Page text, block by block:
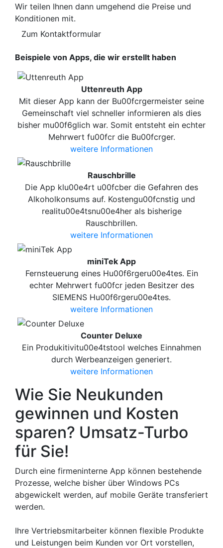
Wir teilen Ihnen dann umgehend die Preise und
Konditionen mit.
Zum Kontaktformular
Beispiele von Apps, die wir erstellt haben
Uttenreuth App
Mit dieser App kann der Bu00fcrgermeister seine
Gemeinschaft viel schneller informieren als dies
bisher mu00f6glich war. Somit entsteht ein echter
Mehrwert fu00fcr die Bu00fcrger.
weitere Informationen
Rauschbrille
Die App klu00e4rt u00fcber die Gefahren des
Alkoholkonsums auf. Kostengu00fcnstig und
realitu00e4tsnu00e4her als bisherige
Rauschbrillen.
weitere Informationen
miniTek App
Fernsteuerung eines Hu00f6rgeru00e4tes. Ein
echter Mehrwert fu00fcr jeden Besitzer des
SIEMENS Hu00f6rgeru00e4tes.
weitere Informationen
Counter Deluxe
Ein Produkitivitu00e4tstool welches Einnahmen
durch Werbeanzeigen generiert.
weitere Informationen
Wie Sie Neukunden
gewinnen und Kosten
sparen? Umsatz-Turbo
für Sie!
Durch eine firmeninterne App können bestehende
Prozesse, welche bisher über Windows PCs
abgewickelt werden, auf mobile Geräte transferiert
werden.
Ihre Vertriebsmitarbeiter können flexible Produkte
und Leistungen beim Kunden vor Ort vorstellen,